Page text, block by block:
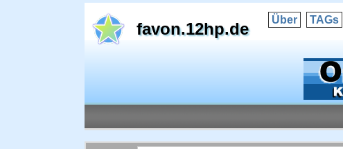
favon.12hp.de Über TAGs